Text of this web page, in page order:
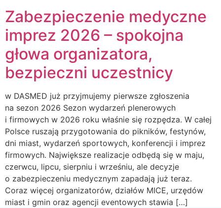
Zabezpieczenie medyczne
imprez 2026 – spokojna
głowa organizatora,
bezpieczni uczestnicy
w DASMED już przyjmujemy pierwsze zgłoszenia
na sezon 2026 Sezon wydarzeń plenerowych
i firmowych w 2026 roku właśnie się rozpędza. W całej
Polsce ruszają przygotowania do pikników, festynów,
dni miast, wydarzeń sportowych, konferencji i imprez
firmowych. Największe realizacje odbędą się w maju,
czerwcu, lipcu, sierpniu i wrześniu, ale decyzje
o zabezpieczeniu medycznym zapadają już teraz.
Coraz więcej organizatorów, działów MICE, urzędów
miast i gmin oraz agencji eventowych stawia […]